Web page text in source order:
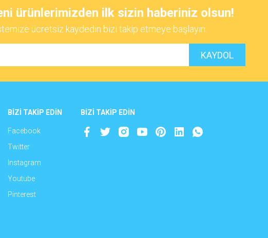
Yorum Yaz
ürünlerimizden ilk sizin haberiniz olsun!
ücretsiz kaydedin bizi takip etmeye başlayın.
KAYDOL
BİZİ TAKİP EDİN
Facebook
Twitter
Instagram
Youtube
Pinterest
BİZİ TAKİP EDİN